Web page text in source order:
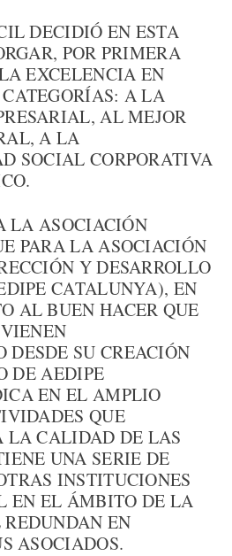
DECIDIÓ EN ESTA
POR PRIMERA
EXCELENCIA EN
A LA
AL MEJOR
A LA
SOCIAL CORPORATIVA
LA ASOCIACIÓN
PARA LA ASOCIACIÓN
Y DESARROLLO
CATALUNYA), EN
AL BUEN HACER QUE
DESDE SU CREACIÓN
DE AEDIPE
EN EL AMPLIO
QUE
LA CALIDAD DE LAS
UNA SERIE DE
INSTITUCIONES
EN EL ÁMBITO DE LA
EN
ASOCIADOS.